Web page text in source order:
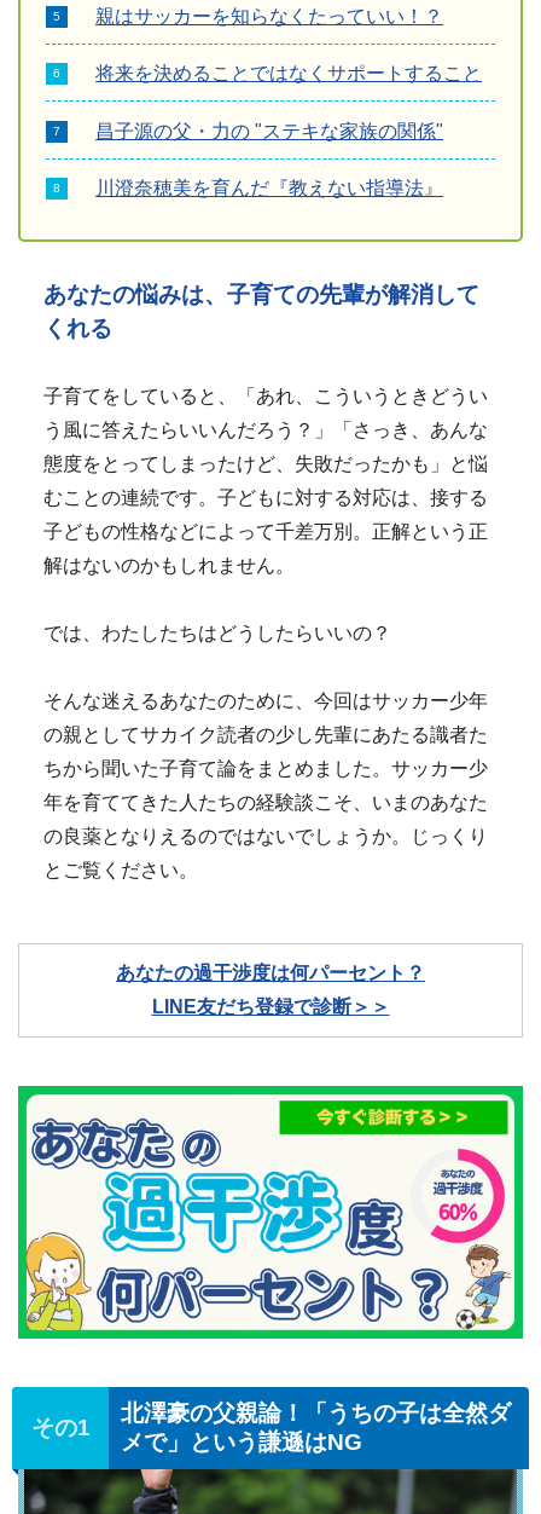
親はサッカーを知らなくたっていい！？
将来を決めることではなくサポートすること
昌子源の父・力の "ステキな家族の関係"
川澄奈穂美を育んだ『教えない指導法』
あなたの悩みは、子育ての先輩が解消して
くれる
子育てをしていると、「あれ、こういうときどうい
う風に答えたらいいんだろう？」「さっき、あんな
態度をとってしまったけど、失敗だったかも」と悩
むことの連続です。子どもに対する対応は、接する
子どもの性格などによって千差万別。正解という正
解はないのかもしれません。
では、わたしたちはどうしたらいいの？
そんな迷えるあなたのために、今回はサッカー少年
の親としてサカイク読者の少し先輩にあたる識者た
ちから聞いた子育て論をまとめました。サッカー少
年を育ててきた人たちの経験談こそ、いまのあなた
の良薬となりえるのではないでしょうか。じっくり
とご覧ください。
あなたの過干渉度は何パーセント？
LINE友だち登録で診断＞＞
北澤豪の父親論！「うちの子は全然ダ
メで」という謙遜はNG